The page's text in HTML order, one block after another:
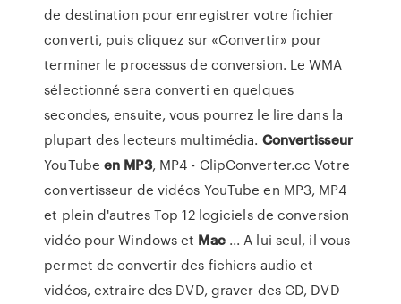
de destination pour enregistrer votre fichier
converti, puis cliquez sur «Convertir» pour
terminer le processus de conversion. Le WMA
sélectionné sera converti en quelques
secondes, ensuite, vous pourrez le lire dans la
plupart des lecteurs multimédia. Convertisseur
YouTubeen MP3, MP4 - ClipConverter.cc Votre
convertisseur de vidéos YouTube en MP3, MP4
et plein d'autres Top 12 logiciels de conversion
vidéo pour Windows et Mac... A lui seul, il vous
permet de convertir des fichiers audio et
vidéos, extraire des DVD, graver des CD, DVD